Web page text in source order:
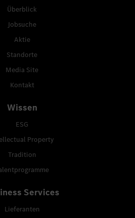
Überblick
Jobsuche
Aktie
Standorte
Media Site
Kontakt
Wissen
ESG
Property
Tradition
Services
Lieferanten